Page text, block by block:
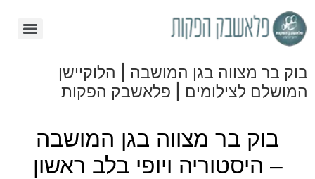
בוק בר מצווה בגן המושבה | הלוקיישן
המושלם לצילומים | פלאשבק הפקות
בוק בר מצווה בגן המושבה
– היסטוריה ויופי בלב ראשון